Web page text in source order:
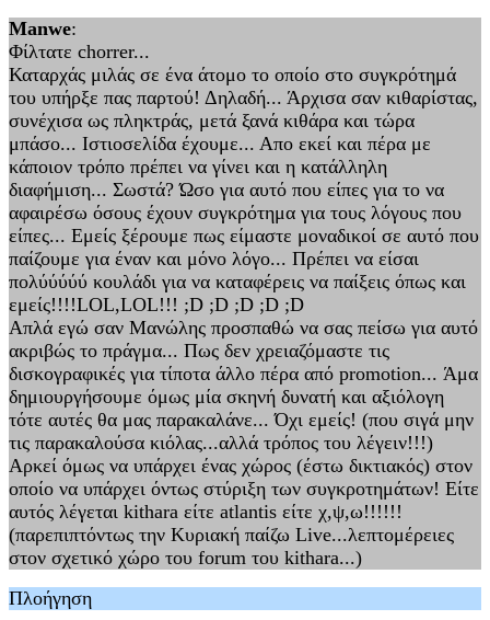
Manwe:
Φίλτατε chorrer...
Καταρχάς μιλάς σε ένα άτομο το οποίο στο συγκρότημά
του υπήρξε πας παρτού! Δηλαδή... Άρχισα σαν κιθαρίστας,
συνέχισα ως πληκτράς, μετά ξανά κιθάρα και τώρα
μπάσο... Ιστιοσελίδα έχουμε... Απο εκεί και πέρα με
κάποιον τρόπο πρέπει να γίνει και η κατάλληλη
διαφήμιση... Σωστά? Ώσο για αυτό που είπες για το να
αφαιρέσω όσους έχουν συγκρότημα για τους λόγους που
είπες... Εμείς ξέρουμε πως είμαστε μοναδικοί σε αυτό που
παίζουμε για έναν και μόνο λόγο... Πρέπει να είσαι
πολύύύύύ κουλάδι για να καταφέρεις να παίξεις όπως και
εμείς!!!!LOL,LOL!!! ;D ;D ;D ;D ;D
Απλά εγώ σαν Μανώλης προσπαθώ να σας πείσω για αυτό
ακριβώς το πράγμα... Πως δεν χρειαζόμαστε τις
δισκογραφικές για τίποτα άλλο πέρα από promotion... Άμα
δημιουργήσουμε όμως μία σκηνή δυνατή και αξιόλογη
τότε αυτές θα μας παρακαλάνε... Όχι εμείς! (που σιγά μην
τις παρακαλούσα κιόλας...αλλά τρόπος του λέγειν!!!)
Αρκεί όμως να υπάρχει ένας χώρος (έστω δικτιακός) στον
οποίο να υπάρχει όντως στύριξη των συγκροτημάτων! Είτε
αυτός λέγεται kithara είτε atlantis είτε χ,ψ,ω!!!!!!
(παρεπιπτόντως την Κυριακή παίζω Live...λεπτομέρειες
στον σχετικό χώρο του forum του kithara...)
Πλοήγηση